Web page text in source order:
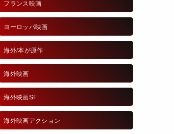
フランス映画
ヨーロッパ映画
海外/本が原作
海外映画
海外映画SF
海外映画アクション